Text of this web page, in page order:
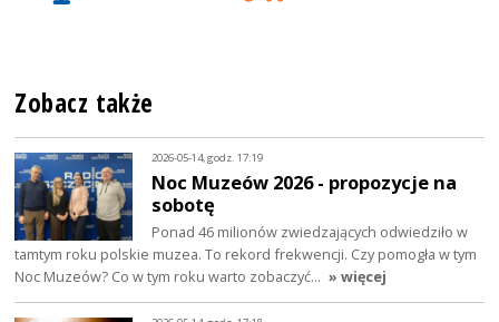
Zobacz także
2026-05-14, godz. 17:19
Noc Muzeów 2026 - propozycje na
sobotę
Ponad 46 milionów zwiedzających odwiedziło w
tamtym roku polskie muzea. To rekord frekwencji. Czy pomogła w tym
Noc Muzeów? Co w tym roku warto zobaczyć… » więcej